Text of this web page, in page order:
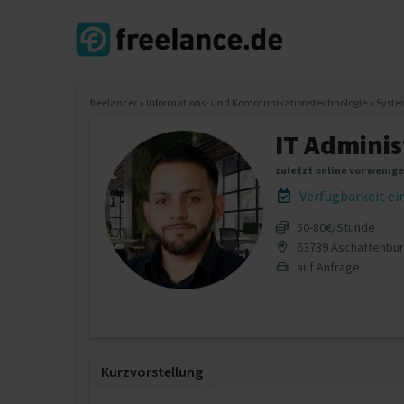
freelancer » Informations- und Kommunikationstechnologie »
IT
zuletzt online vor
Verfügbarkeit
50‐80€/Stunde
63739
auf Anfrage
Kurzvorstellung